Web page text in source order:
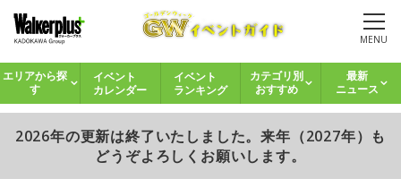
MENU
エリアから探
す
イベント
カレンダー
イベント
ランキング
カテゴリ別
おすすめ
最新
ニュース
2026年の更新は終了いたしました。来年（2027年）も
どうぞよろしくお願いします。